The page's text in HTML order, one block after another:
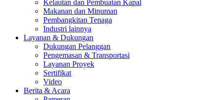
Kelautan dan Pembuatan Kapal
Makanan dan Minuman
Pembangkitan Tenaga
Industri lainnya
Layanan & Dukungan
Dukungan Pelanggan
Pengemasan & Transportasi
Layanan Proyek
Sertifikat
Video
Berita & Acara